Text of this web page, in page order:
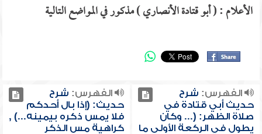
الأعلام : ( أبو قتادة الأنصاري ) مذكور في المواضع التالية
الفهرس: شرح
حديث أبي قتادة في
صلاة الظهر: (... وكان
يطول في الركعة الأولى ما
الفهرس: شرح
حديث: (إذا بال أحدكم
فلا يمس ذكره بيمينه...) ,
كراهية مس الذكر